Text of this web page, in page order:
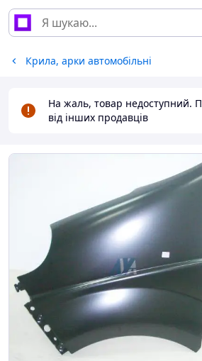
Крила, арки автомобільні
На жаль, товар недоступний.
від інших продавців